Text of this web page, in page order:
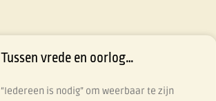
Tussen vrede en oorlog…
“Iedereen is nodig” om weerbaar te zijn